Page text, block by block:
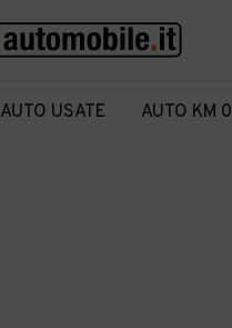
AUTO USATE AUTO KM 0